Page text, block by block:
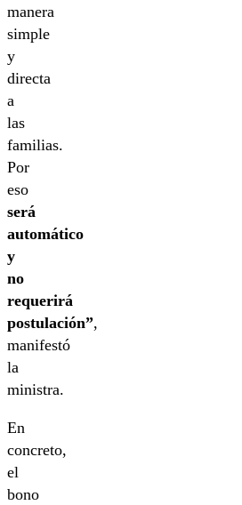
manera
simple
y
directa
a
las
familias.
Por
eso
será
automático
y
no
requerirá
postulación”,
manifestó
la
ministra.
En
concreto,
el
bono